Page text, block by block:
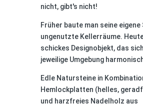
nicht, gibt's nicht!
Früher baute man seine eigene
ungenutzte Kellerräume.
schickes Designobjekt, das
jeweilige Umgebung
Edle Natursteine in
Hemlockplatten (helles,
und harzfreies Nadelholz aus